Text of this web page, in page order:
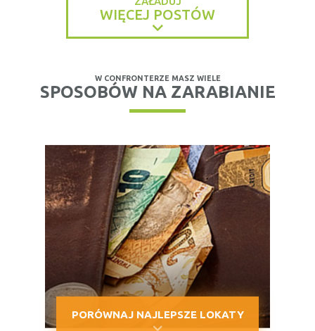
WIĘCEJ POSTÓW
W CONFRONTERZE MASZ WIELE
SPOSOBÓW NA ZARABIANIE
PORÓWNAJ NAJLEPSZE LOKATY